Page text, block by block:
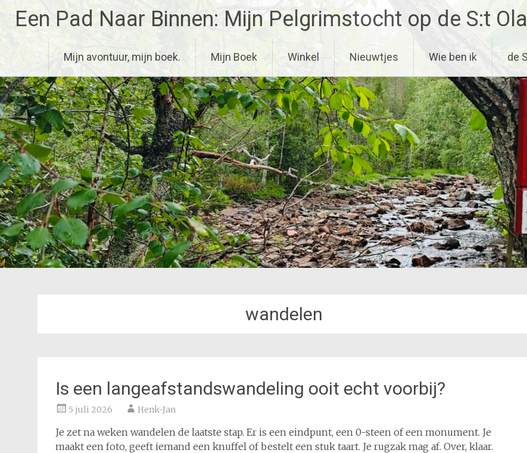
naar
inhoud
Een Pad Naar Binnen: Mijn Pelgrimstocht op de S:t
Mijn avontuur, mijn boek. Mijn Boek Winkel Nieuwtjes Wie ben ik de
wandelen
Is een langeafstandswandeling ooit echt voorbij?
5 juli 2026 Henk-Jan
Je zet na weken wandelen de laatste stap. Er is een eindpunt, een 0-steen of een monument. Je
maakt een foto, geeft iemand een knuffel of bestelt een stuk taart. Je rugzak mag af. Over, klaar.